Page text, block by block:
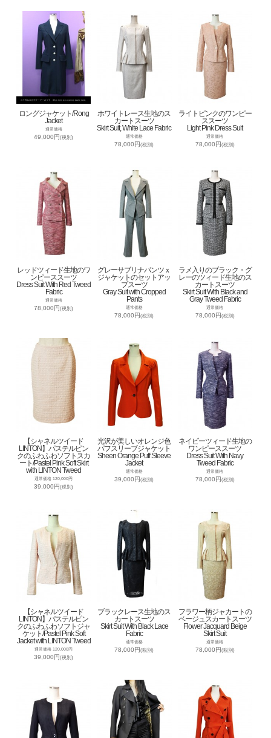
ロングジャケット/Rong
Jacket
通常価格
49,000円(税別)
ホワイトレース生地のス
カートスーツ
Skirt Suit, White Lace Fabric
通常価格
78,000円(税別)
ライトピンクのワンピー
ススーツ
Light Pink Dress Suit
通常価格
78,000円(税別)
レッドツィード生地のワ
ンピーススーツ
Dress Suit With Red Tweed
Fabric
通常価格
78,000円(税別)
グレーサブリナパンツｘ
ジャケットのセットアッ
プスーツ
Gray Suit with Cropped
Pants
通常価格
78,000円(税別)
ラメ入りのブラック・グ
レーのツィード生地のス
カートスーツ
Skirt Suit With Black and
Gray Tweed Fabric
通常価格
78,000円(税別)
【シャネルツイード
LINTON】パステルピン
クのふわふわソフトスカ
ート/Pastel Pink Soft Skirt
with LINTON Tweed
通常価格 120,000円
39,000円(税別)
光沢が美しいオレンジ色
パフスリーブジャケット
Sheen Orange Puff Sleeve
Jacket
通常価格
39,000円(税別)
ネイビーツィード生地の
ワンピーススーツ
Dress Suit With Navy
Tweed Fabric
通常価格
78,000円(税別)
【シャネルツイード
LINTON】パステルピン
クのふわふわソフトジャ
ケット/Pastel Pink Soft
Jacket with LINTON Tweed
通常価格 120,000円
39,000円(税別)
ブラックレース生地のス
カートスーツ
Skirt Suit With Black Lace
Fabric
通常価格
78,000円(税別)
フラワー柄ジャカートの
ベージュスカートスーツ
Flower Jacquard Beige
Skirt Suit
通常価格
78,000円(税別)